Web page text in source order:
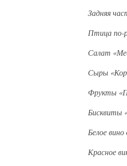
Задняя
Птица по-
Салат
Сыры
Фрукты
Бисквиты
Белое
Красное